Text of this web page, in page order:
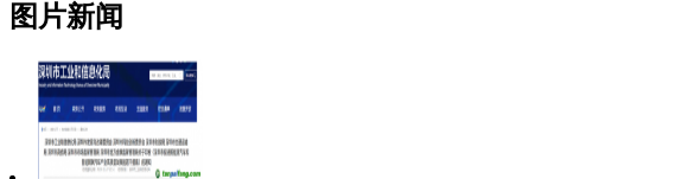
图片新闻